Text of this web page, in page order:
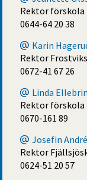
Rektor förskola
0644-64 20 38
Karin
Rektor
0672-41 67 26
Linda
Rektor förskola
0670-161 89
Josefin
Rektor
0624-51 20 57